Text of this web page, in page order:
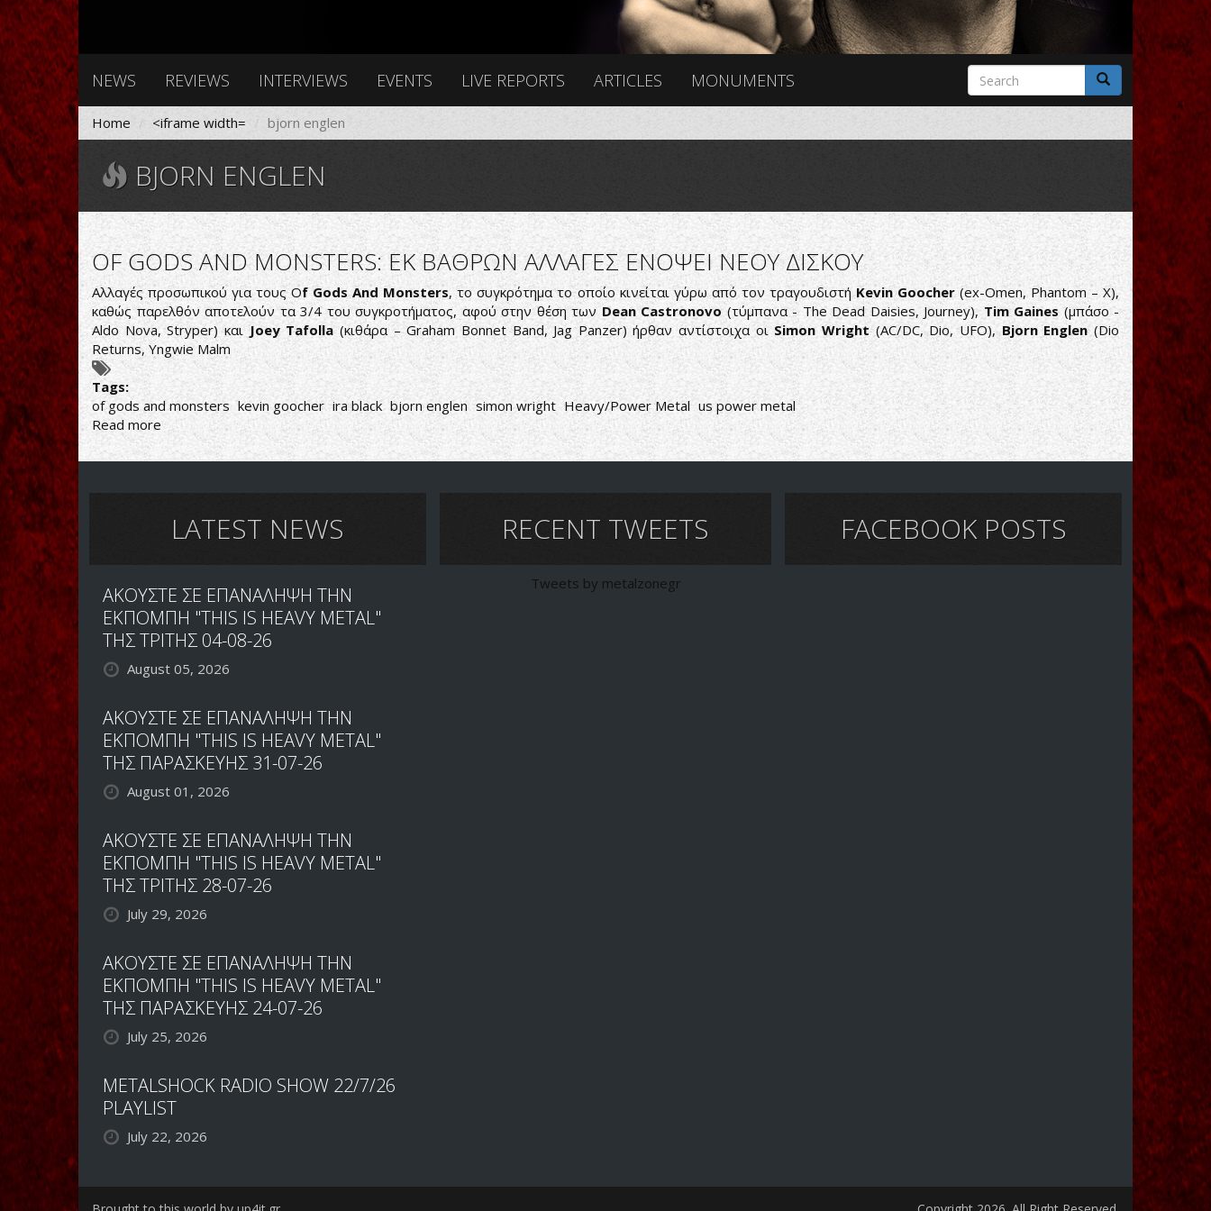
NEWS REVIEWS INTERVIEWS EVENTS LIVE REPORTS ARTICLES MONUMENTS
Search
form
Search
Home <iframe width= bjorn englen
BJORN ENGLEN
OF GODS AND MONSTERS: ΕΚ ΒΑΘΡΩΝ ΑΛΛΑΓΕΣ ΕΝΟΨΕΙ ΝΕΟΥ ΔΙΣΚΟΥ
Αλλαγές προσωπικού για τους Of Gods And Monsters, το συγκρότημα το οποίο κινείται γύρω από τον τραγουδιστήKevin Goocher(ex-Omen, Phantom – X),
καθώς παρελθόν αποτελούν τα 3/4 του συγκροτήματος, αφού στην θέση των Dean Castronovo(τύμπανα - The Dead Daisies, Journey), Tim Gaines (μπάσο -
Aldo Nova, Stryper) καιJoey Tafolla (κιθάρα – Graham Bonnet Band, Jag Panzer) ήρθαν αντίστοιχα οι Simon Wright(AC/DC, Dio, UFO),Bjorn Englen(Dio
Returns, Yngwie Malm
Tags:
of gods and monsters kevin goocher ira black bjorn englen simon wright Heavy/Power Metal us power metal
Read more about
OF
GODS
ΕΚ
ΒΑΘΡΩΝ
ΝΕΟΥ
ΔΙΣΚΟΥ
LATEST NEWS
ΑΚΟΥΣΤΕ ΣΕ ΕΠΑΝΑΛΗΨΗ ΤΗΝ
ΕΚΠΟΜΠΗ "THIS IS HEAVY METAL"
ΤΗΣ ΤΡΙΤΗΣ 04-08-26
August 05, 2026
ΑΚΟΥΣΤΕ ΣΕ ΕΠΑΝΑΛΗΨΗ ΤΗΝ
ΕΚΠΟΜΠΗ "THIS IS HEAVY METAL"
ΤΗΣ ΠΑΡΑΣΚΕΥΗΣ 31-07-26
August 01, 2026
ΑΚΟΥΣΤΕ ΣΕ ΕΠΑΝΑΛΗΨΗ ΤΗΝ
ΕΚΠΟΜΠΗ "THIS IS HEAVY METAL"
ΤΗΣ ΤΡΙΤΗΣ 28-07-26
July 29, 2026
ΑΚΟΥΣΤΕ ΣΕ ΕΠΑΝΑΛΗΨΗ ΤΗΝ
ΕΚΠΟΜΠΗ "THIS IS HEAVY METAL"
ΤΗΣ ΠΑΡΑΣΚΕΥΗΣ 24-07-26
July 25, 2026
METALSHOCK RADIO SHOW 22/7/26
PLAYLIST
July 22, 2026
RECENT TWEETS
Tweets by metalzonegr
FACEBOOK POSTS